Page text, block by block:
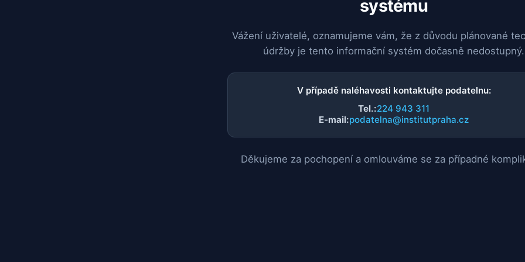
systému
Vážení uživatelé, oznamujeme vám, že z důvodu plánované
údržby je tento informační systém dočasně nedostupný.
V případě naléhavosti kontaktujte podatelnu:
Tel.:224 943 311
E-mail:podatelna@institutpraha.cz
Děkujeme za pochopení a omlouváme se za případné